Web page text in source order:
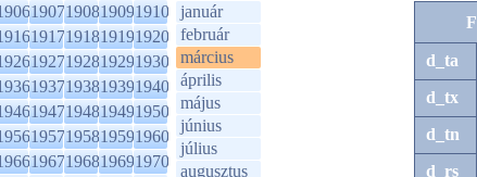
1907190819091910
1917191819191920
1927192819291930
1937193819391940
1947194819491950
1957195819591960
1967196819691970
január
február
március
április
május
június
július
augusztus
d_ta
d_tx
d_tn
d_rs